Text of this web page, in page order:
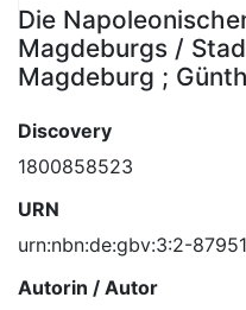
Statistiken
Die
Magdeburgs /
Magdeburg ;
Discovery
1800858523
URN
urn:nbn:de:gbv:3:2-
Autorin / Autor